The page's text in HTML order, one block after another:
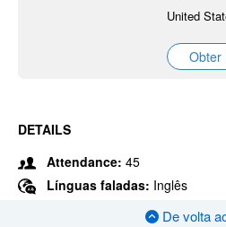
United
Obter
DETAILS
Attendance: 45
Línguas faladas: Inglês
De volta